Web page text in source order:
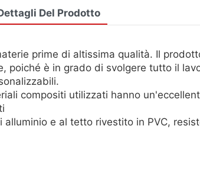
Del Prodotto
prime di altissima qualità. Il
è in grado di svolgere tutto il
compositi utilizzati hanno
e al tetto rivestito in PVC,